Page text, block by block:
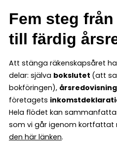
Fem steg
till färdig
Att stänga räkenskapsåret
delar: själva bokslutet (att
bokföringen),
företagets
Hela flödet kan
som vi går igenom kortfattat
den här länken.